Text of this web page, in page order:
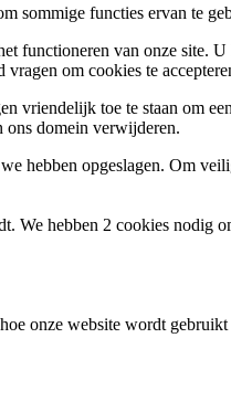
sommige functies ervan te
functioneren van onze site.
om cookies te
vriendelijk toe te staan om
ons domein verwijderen.
hebben opgeslagen. Om
We hebben 2 cookies
onze website wordt